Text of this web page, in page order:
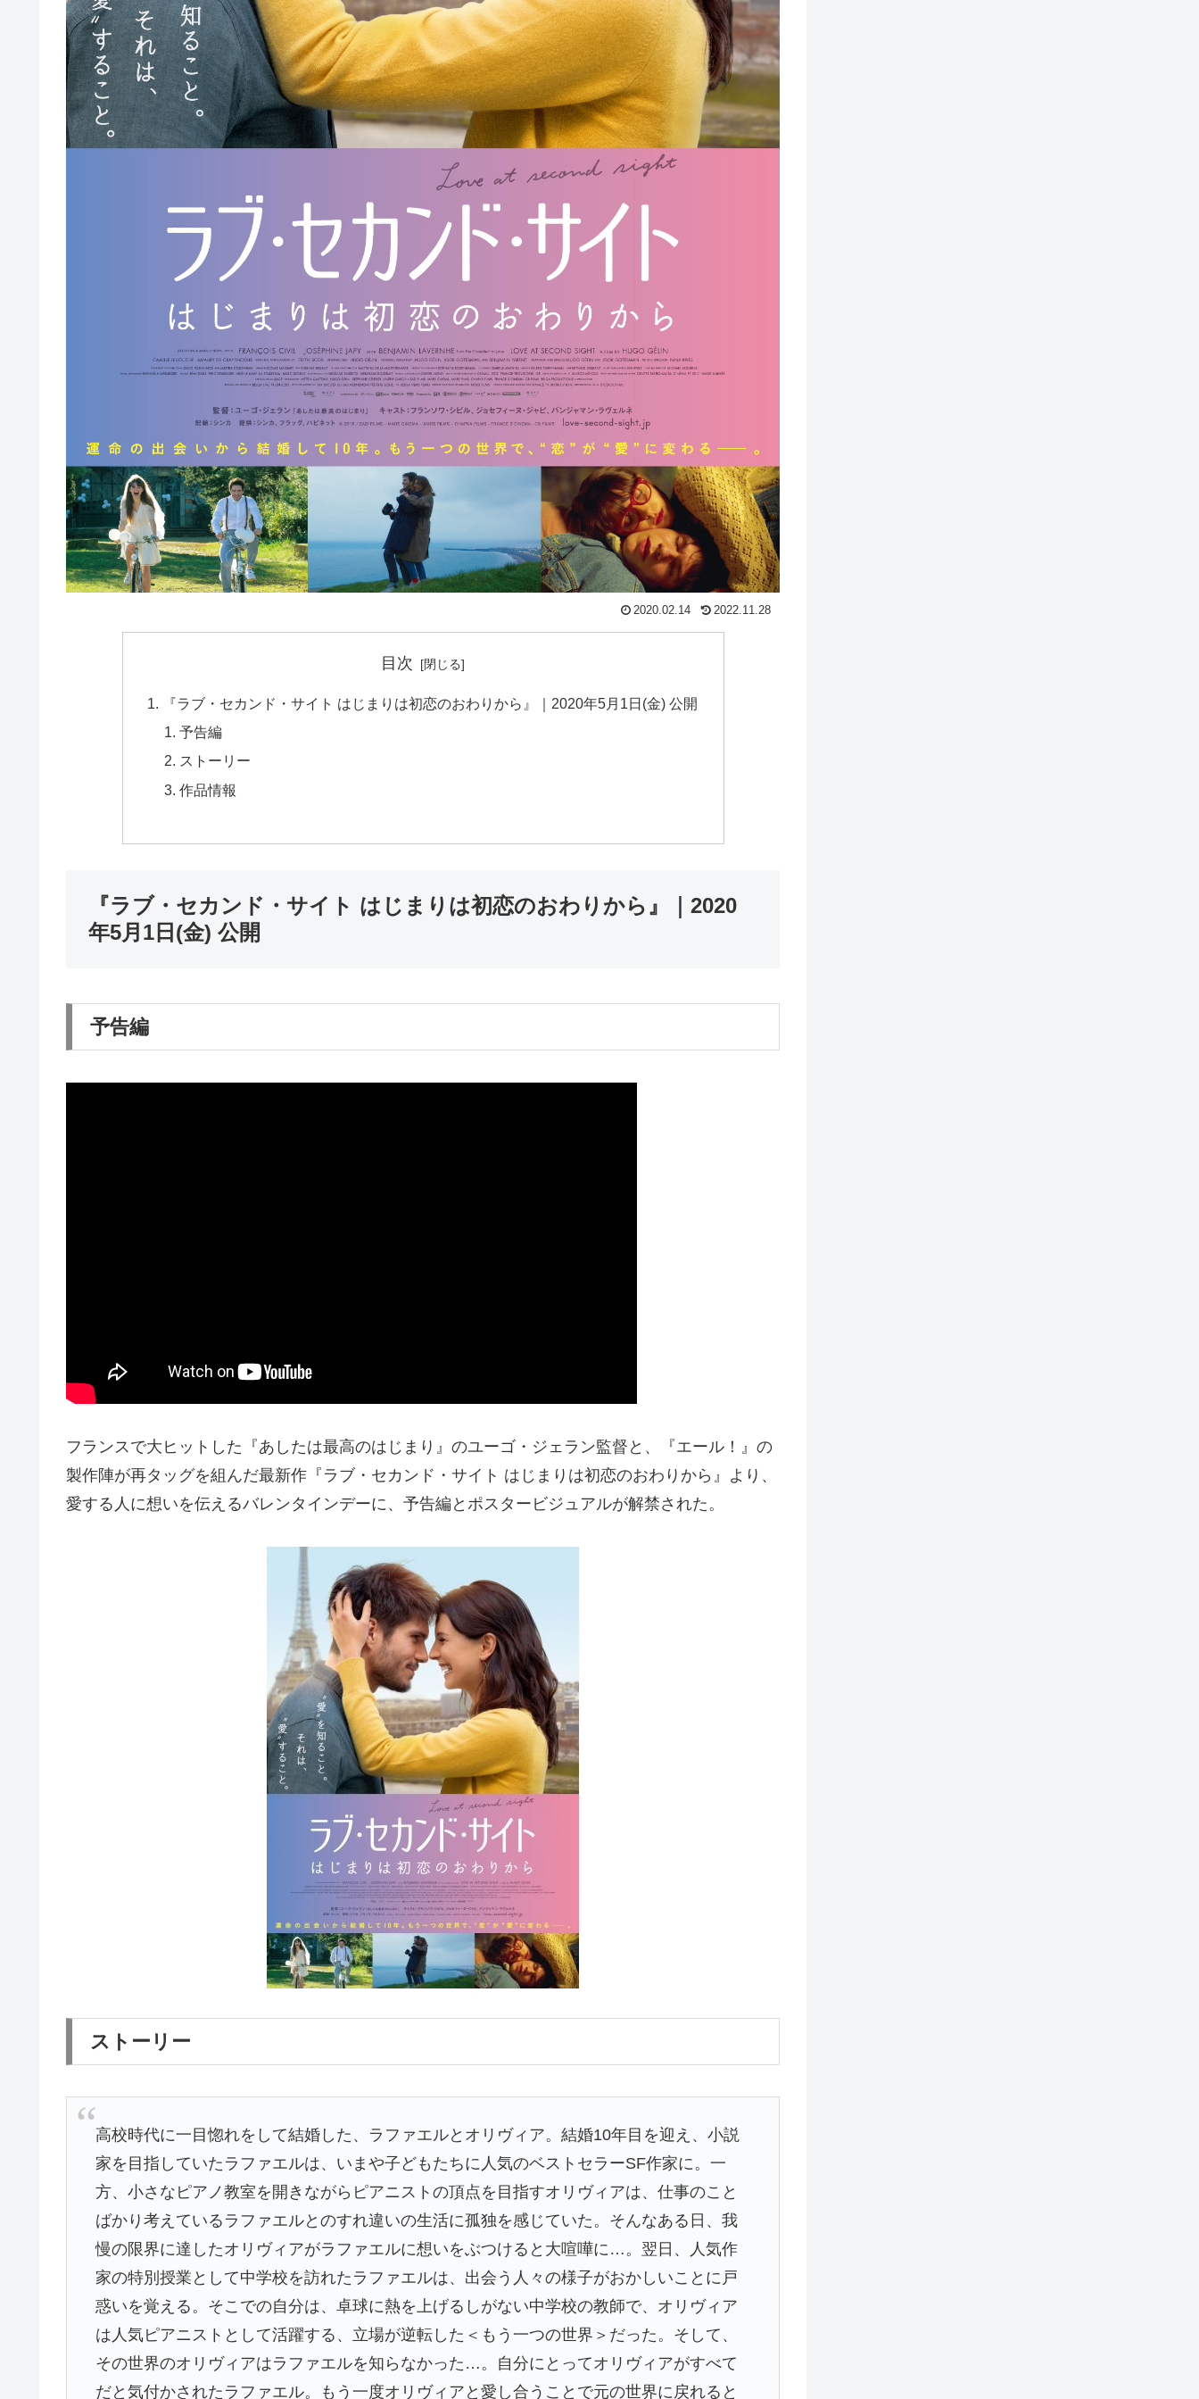
2020.02.14 2022.11.28
目次
『ラブ・セカンド・サイト はじまりは初恋のおわりから』｜2020年5月1日(金) 公開
予告編
ストーリー
作品情報
『ラブ・セカンド・サイト はじまりは初恋のおわりから』｜2020
年5月1日(金) 公開
予告編
フランスで大ヒットした『あしたは最高のはじまり』のユーゴ・ジェラン監督と、『エール！』の
製作陣が再タッグを組んだ最新作『ラブ・セカンド・サイト はじまりは初恋のおわりから』より、
愛する人に想いを伝えるバレンタインデーに、予告編とポスタービジュアルが解禁された。
ストーリー
高校時代に一目惚れをして結婚した、ラファエルとオリヴィア。結婚10年目を迎え、小説
家を目指していたラファエルは、いまや子どもたちに人気のベストセラーSF作家に。一
方、小さなピアノ教室を開きながらピアニストの頂点を目指すオリヴィアは、仕事のこと
ばかり考えているラファエルとのすれ違いの生活に孤独を感じていた。そんなある日、我
慢の限界に達したオリヴィアがラファエルに想いをぶつけると大喧嘩に…。翌日、人気作
家の特別授業として中学校を訪れたラファエルは、出会う人々の様子がおかしいことに戸
惑いを覚える。そこでの自分は、卓球に熱を上げるしがない中学校の教師で、オリヴィア
は人気ピアニストとして活躍する、立場が逆転した＜もう一つの世界＞だった。そして、
その世界のオリヴィアはラファエルを知らなかった…。自分にとってオリヴィアがすべて
だと気付かされたラファエル。もう一度オリヴィアと愛し合うことで元の世界に戻れると